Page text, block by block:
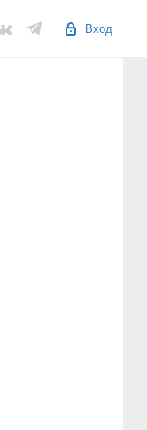
Вход